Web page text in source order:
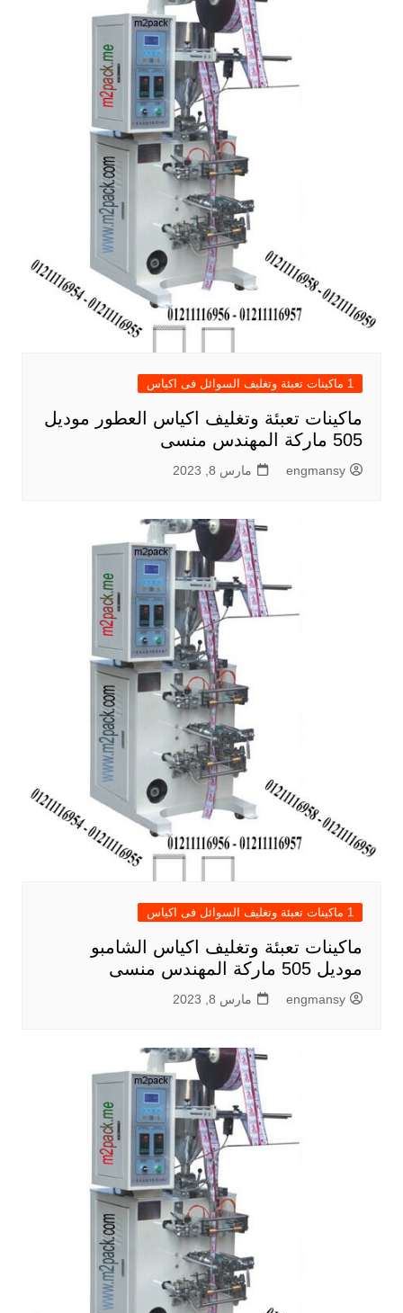
1 ماكينات تعبئة وتغليف السوائل فى اكياس
ماكينات تعبئة وتغليف اكياس العطور موديل
505 ماركة المهندس منسى
engmansy مارس 8, 2023
1 ماكينات تعبئة وتغليف السوائل فى اكياس
ماكينات تعبئة وتغليف اكياس الشامبو
موديل 505 ماركة المهندس منسى
engmansy مارس 8, 2023